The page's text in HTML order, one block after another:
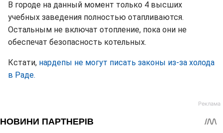
В городе на данный момент только 4 высших
учебных заведения полностью отапливаются.
Остальным не включат отопление, пока они не
обеспечат безопасность котельных.
Кстати, нардепы не могут писать законы из-за холода
в Раде.